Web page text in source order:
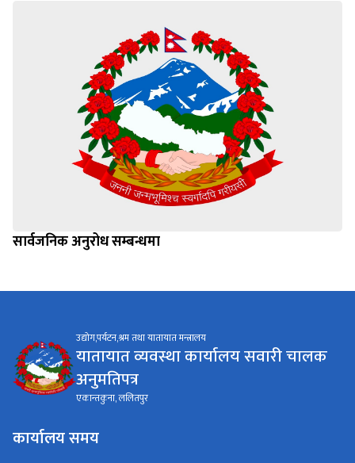
सार्वजनिक अनुरोध सम्बन्धमा
उद्योग,पर्यटन,श्रम तथा यातायात मन्त्रालय
यातायात व्यवस्था कार्यालय सवारी चालक
अनुमतिपत्र
एकान्तकुना, ललितपुर
कार्यालय समय